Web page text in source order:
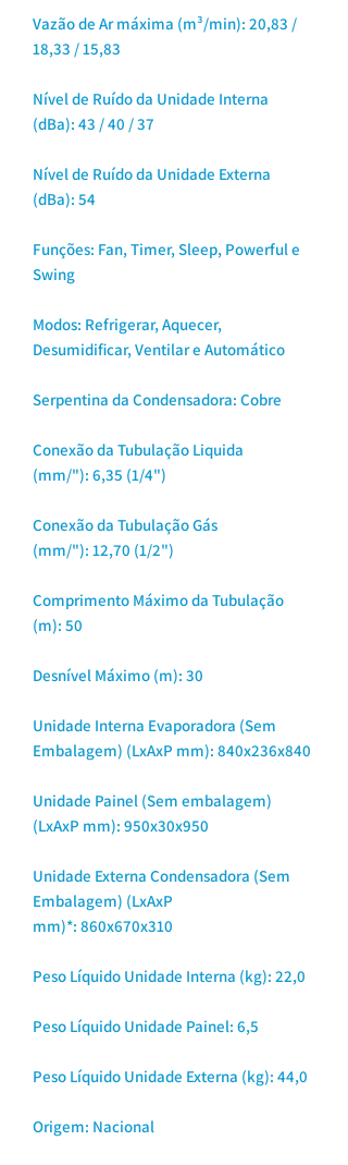
Vazão de Ar máxima (m³/min): 20,83 /
18,33 / 15,83
Nível de Ruído da Unidade Interna
(dBa): 43 / 40 / 37
Nível de Ruído da Unidade Externa
(dBa): 54
Funções: Fan, Timer, Sleep, Powerful e
Swing
Modos: Refrigerar, Aquecer,
Desumidificar, Ventilar e Automático
Serpentina da Condensadora: Cobre
Conexão da Tubulação Liquida
(mm/"): 6,35 (1/4")
Conexão da Tubulação Gás
(mm/"): 12,70 (1/2")
Comprimento Máximo da Tubulação
(m): 50
Desnível Máximo (m): 30
Unidade Interna Evaporadora (Sem
Embalagem) (LxAxP mm): 840x236x840
Unidade Painel (Sem embalagem)
(LxAxP mm): 950x30x950
Unidade Externa Condensadora (Sem
Embalagem) (LxAxP
mm)*: 860x670x310
Peso Líquido Unidade Interna (kg): 22,0
Peso Líquido Unidade Painel: 6,5
Peso Líquido Unidade Externa (kg): 44,0
Origem: Nacional